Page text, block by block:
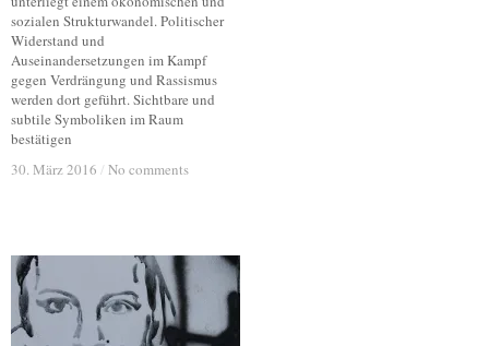
sozialen Strukturwandel. Politischer
Widerstand und
Auseinandersetzungen im Kampf
gegen Verdrängung und Rassismus
werden dort geführt. Sichtbare und
subtile Symboliken im Raum
bestätigen
30. März 2016 / No comments
30. März 2016 / No comments